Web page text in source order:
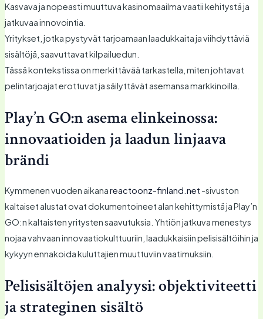
Kasvava ja nopeasti muuttuva kasinomaailma vaatii kehitystä ja
jatkuvaa innovointia.
Yritykset, jotka pystyvät tarjoamaan laadukkaita ja viihdyttäviä
sisältöjä, saavuttavat kilpailuedun.
Tässä kontekstissa on merkittävää tarkastella, miten johtavat
pelintarjoajat erottuvat ja säilyttävät asemansa markkinoilla.
Play’n GO:n asema elinkeinossa:
innovaatioiden ja laadun linjaava
brändi
Kymmenen vuoden aikanareactoonz-finland.net -sivuston
kaltaiset alustat ovat dokumentoineet alan kehittymistä ja Play’n
GO:n kaltaisten yritysten saavutuksia. Yhtiön jatkuva menestys
nojaa vahvaan innovaatiokulttuuriin, laadukkaisiin pelisisältöihin ja
kykyyn ennakoida kuluttajien muuttuviin vaatimuksiin.
Pelisisältöjen analyysi: objektiviteetti
ja strateginen sisältö